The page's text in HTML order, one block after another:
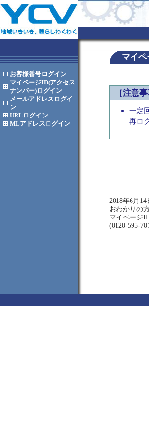
お客様番号ログイン
マイページID(アクセス
ナンバー)ログイン
メールアドレス ログイ
ン
URL ログイン
MLアドレス ログイン
マイ
［注意事
一定
再ロ
2018年6月
おわかりの
マイページ
(0120-595-